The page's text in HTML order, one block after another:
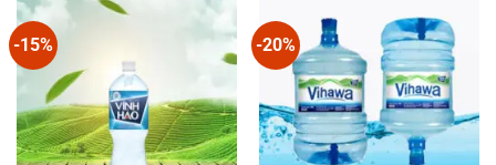
-15% -20%